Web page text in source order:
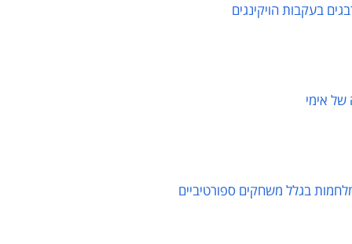
בעקבות הויקינגים
אימי
בגלל משחקים ספורטיביים